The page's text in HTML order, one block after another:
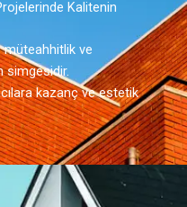
Kalitenin
müteahhitlik ve
simgesidir.
kazanç ve estetik